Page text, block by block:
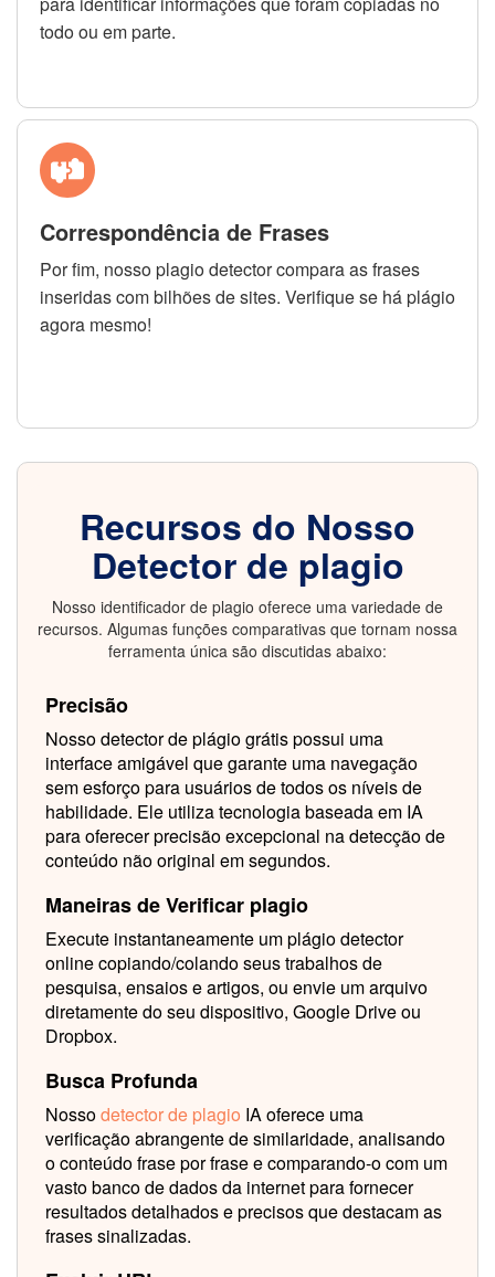
todo ou em parte.
Correspondência de Frases
Por fim, nosso plagio detector compara as frases
inseridas com bilhões de sites. Verifique se há plágio
agora mesmo!
Recursos do Nosso
Detector de plagio
Nosso identificador de plagio oferece uma variedade de
recursos. Algumas funções comparativas que tornam nossa
ferramenta única são discutidas abaixo:
Precisão
Nosso detector de plágio grátis possui uma
interface amigável que garante uma navegação
sem esforço para usuários de todos os níveis de
habilidade. Ele utiliza tecnologia baseada em IA
para oferecer precisão excepcional na detecção de
conteúdo não original em segundos.
Maneiras de Verificar plagio
Execute instantaneamente um plágio detector
online copiando/colando seus trabalhos de
pesquisa, ensaios e artigos, ou envie um arquivo
diretamente do seu dispositivo, Google Drive ou
Dropbox.
Busca Profunda
Nossodetector de plagio IA oferece uma
verificação abrangente de similaridade, analisando
o conteúdo frase por frase e comparando-o com um
vasto banco de dados da internet para fornecer
resultados detalhados e precisos que destacam as
frases sinalizadas.